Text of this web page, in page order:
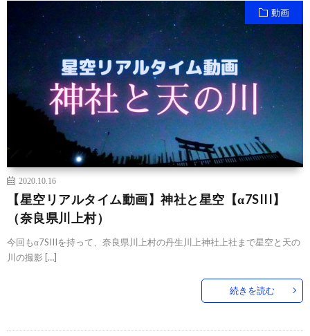
動画
2020.10.16
【星空リアルタイム動画】神社と星空【α7SIII】
（奈良県川上村）
今回もα7SIIIを持って、奈良県川上村の丹生川上神社上社まで星空と天の
川の撮影 […]
続きを読む